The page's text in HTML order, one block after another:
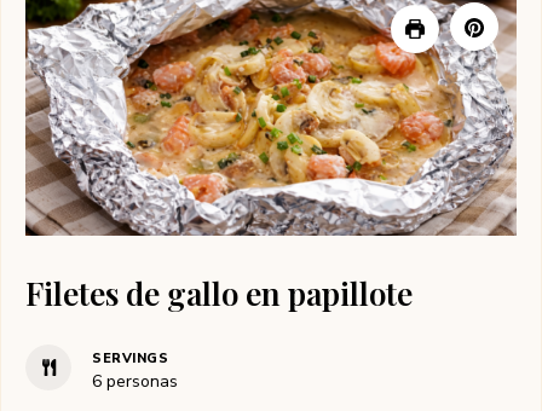
Filetes de gallo en papillote
SERVINGS
6 personas